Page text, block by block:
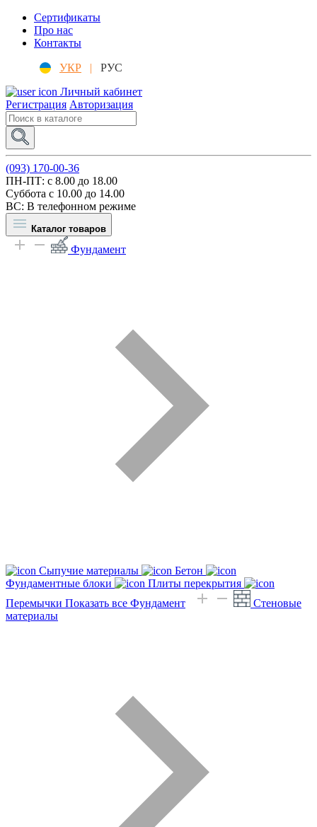
Сертификаты
Про нас
Контакты
УКР |
РУС
Личный кабинет
Регистрация Авторизация
(093) 170-00-36
ПН-ПТ: c 8.00 до 18.00
Суббота с 10.00 до 14.00
ВС: В телефонном режиме
Каталог товаров
Фундамент
Сыпучие материалы
Бетон
Фундаментные блоки
Плиты перекрытия
Перемычки Показать все Фундамент
Стеновые
материалы